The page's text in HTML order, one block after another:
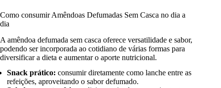
Como consumir Amêndoas Defumadas Sem Casca no dia a
dia
A amêndoa defumada sem casca oferece versatilidade e sabor,
podendo ser incorporada ao cotidiano de várias formas para
diversificar a dieta e aumentar o aporte nutricional.
Snack prático: consumir diretamente como lanche entre as
refeições, aproveitando o sabor defumado.